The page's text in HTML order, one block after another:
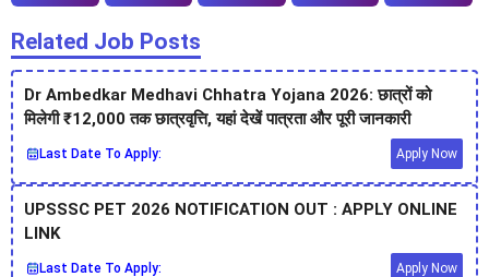
Related Job Posts
Dr Ambedkar Medhavi Chhatra Yojana 2026: छात्रों को
मिलेगी ₹12,000 तक छात्रवृत्ति, यहां देखें पात्रता और पूरी जानकारी
Last Date To Apply: Apply Now
UPSSSC PET 2026 NOTIFICATION OUT : APPLY ONLINE
LINK
Last Date To Apply: Apply Now